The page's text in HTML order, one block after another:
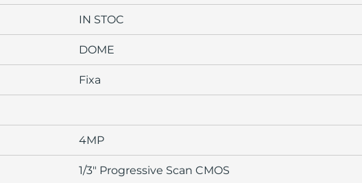
IN STOC
DOME
Fixa
4MP
1/3" Progressive Scan CMOS